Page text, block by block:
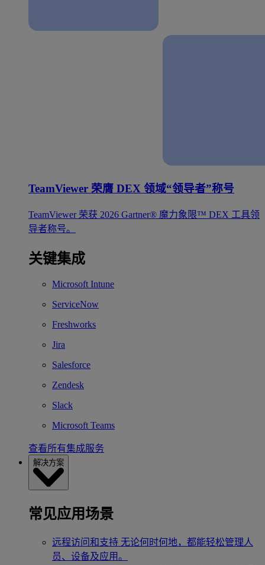
TeamViewer 荣膺 DEX 领域“领导者”称号
TeamViewer 荣获 2026 Gartner® 魔力象限™ DEX 工具领
导者称号。
关键集成
Microsoft Intune
ServiceNow
Freshworks
Jira
Salesforce
Zendesk
Slack
Microsoft Teams
查看所有集成服务
解决方案
常见应用场景
远程访问和支持 无论何时何地，都能轻松管理人
员、设备及应用。